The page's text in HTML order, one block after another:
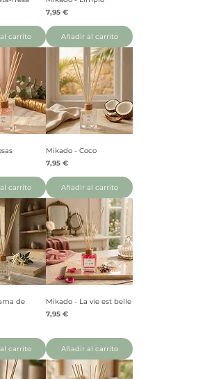
carrito
Precio
7,95 €
Añadir al carrito
carrito
Mikado - Coco
Precio
7,95 €
Añadir al carrito
de
carrito
Mikado - La vie est belle
Precio
7,95 €
Añadir al carrito